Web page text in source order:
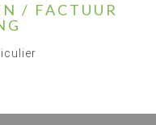
/ FACTUUR